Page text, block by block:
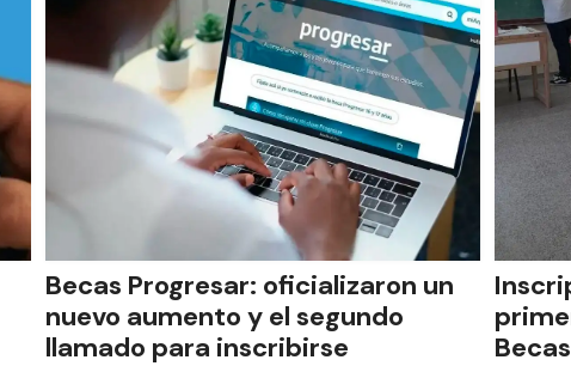
Becas Progresar: oficializaron un
nuevo aumento y el segundo
llamado para inscribirse